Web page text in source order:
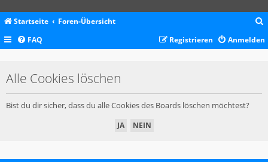
Startseite Foren-Übersicht
c
FAQ Anmelden
Registrieren
Alle Cookies löschen
Bist du dir sicher, dass du alle Cookies des Boards löschen möchtest?